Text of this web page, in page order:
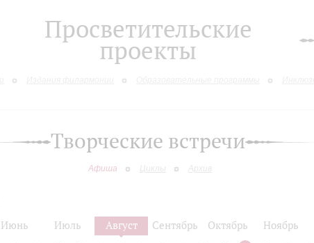
Просветительские
проекты
Творческие встречи
Афиша Циклы Архив
Июнь Июль Август Сентябрь Октябрь Ноябрь